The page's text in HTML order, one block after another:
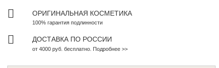
ОРИГИНАЛЬНАЯ КОСМЕТИКА
100% гарантия подлинности
ДОСТАВКА ПО РОССИИ
от 4000 руб. бесплатно. Подробнее >>